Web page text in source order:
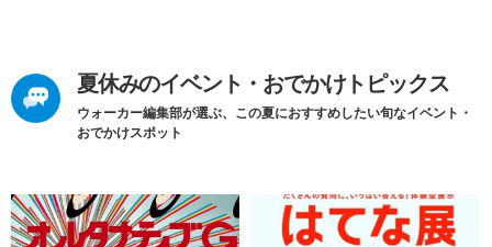
夏休みのイベント・おでかけトピックス
ウォーカー編集部が選ぶ、この夏におすすめしたい旬なイベント・
おでかけスポット